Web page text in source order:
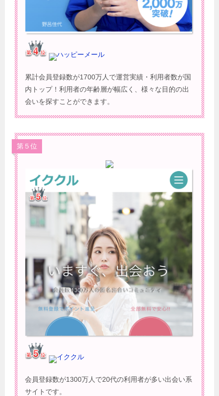
ハッピーメール
累計会員登録数が1700万人で運営実績・利用者数が国
内トップ！利用者の年齢層が幅広く、様々な目的の出
会いを探すことができます。
第５位
イククル
会員登録数が1300万人で20代の利用者が多い出会い系
サイトです。